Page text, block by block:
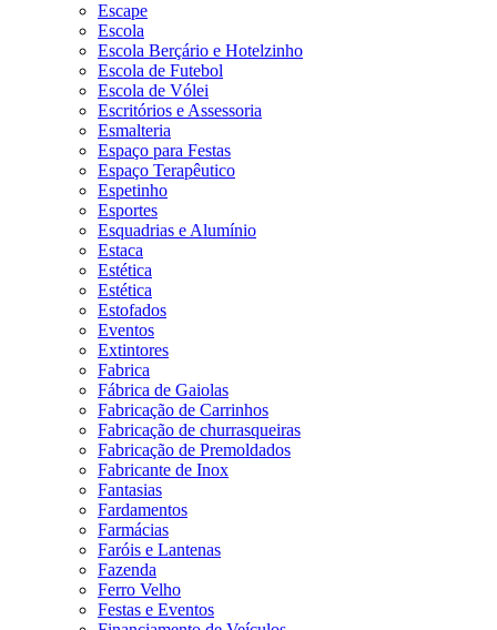
Escape
Escola
Escola Berçário e Hotelzinho
Escola de Futebol
Escola de Vólei
Escritórios e Assessoria
Esmalteria
Espaço para Festas
Espaço Terapêutico
Espetinho
Esportes
Esquadrias e Alumínio
Estaca
Estética
Estética
Estofados
Eventos
Extintores
Fabrica
Fábrica de Gaiolas
Fabricação de Carrinhos
Fabricação de churrasqueiras
Fabricação de Premoldados
Fabricante de Inox
Fantasias
Fardamentos
Farmácias
Faróis e Lantenas
Fazenda
Ferro Velho
Festas e Eventos